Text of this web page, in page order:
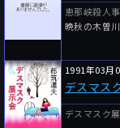
恵那峡殺人
晩秋の木曽
1991年03月
デスマス
デスマスク